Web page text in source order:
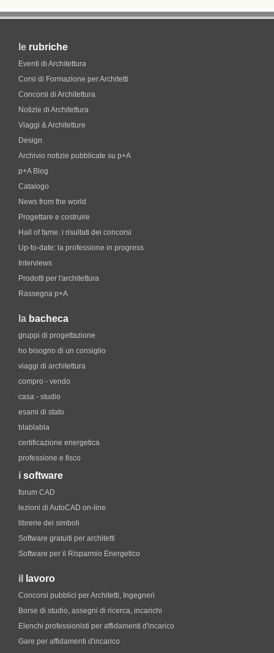
le rubriche
Eventi di Architettura
Corsi di Formazione per Architetti
Concorsi di Architettura
Notizie di Architettura
Viaggi & Architetture
Design
Archivio notizie pubblicate su p+A
p+A Blog
Catalogo
News from the world
Progettare e costruire
Hall of fame. i risultati dei concorsi
Up-to-date: la professione in progress
Interviews
Prodotti per l'architettura
Rassegna p+A
la bacheca
gruppi di progettazione
ho bisogno di un consiglio
viaggi di architettura
compro - vendo
casa - studio
esami di stato
blablabla
certificazione energetica
professione e fisco
i software
forum CAD
lezioni di AutoCAD on-line
librerie dei simboli
Software gratuiti per architetti
Software per il Risparmio Energetico
il lavoro
Concorsi pubblici per Architetti, Ingegneri
Borse di studio, assegni di ricerca, incarichi
Elenchi professionisti per affidamenti d'incarico
Gare per affidamenti d'incarico